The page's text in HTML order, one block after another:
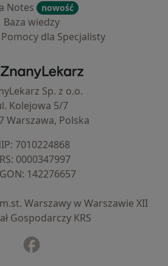
Notes
nowość
Baza wiedzy
dla Specjalisty
ZnanyLekarz - Strona główna
Sp. z o.o.
Kolejowa 5/7
Warszawa, Polska
⁠7010224868
⁠0000347997
⁠142276657
Warszawy w Warszawie XII
Gospodarczy KRS